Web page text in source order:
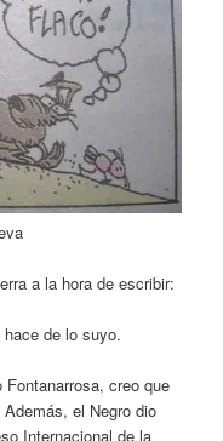
a la hora de escribir:
de lo suyo.
creo que
el Negro dio
Internacional de la